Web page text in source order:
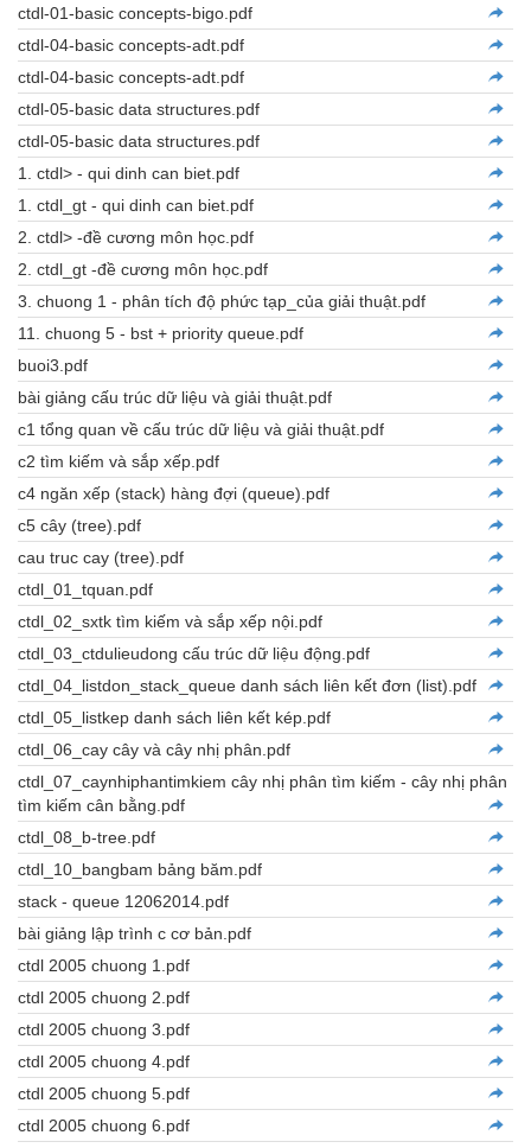
ctdl-01-basic concepts-bigo.pdf
ctdl-04-basic concepts-adt.pdf
ctdl-04-basic concepts-adt.pdf
ctdl-05-basic data structures.pdf
ctdl-05-basic data structures.pdf
1. ctdl> - qui dinh can biet.pdf
1. ctdl_gt - qui dinh can biet.pdf
2. ctdl> -đề cương môn học.pdf
2. ctdl_gt -đề cương môn học.pdf
3. chuong 1 - phân tích độ phức tạp_của giải thuật.pdf
11. chuong 5 - bst + priority queue.pdf
buoi3.pdf
bài giảng cấu trúc dữ liệu và giải thuật.pdf
c1 tổng quan về cấu trúc dữ liệu và giải thuật.pdf
c2 tìm kiếm và sắp xếp.pdf
c4 ngăn xếp (stack) hàng đợi (queue).pdf
c5 cây (tree).pdf
cau truc cay (tree).pdf
ctdl_01_tquan.pdf
ctdl_02_sxtk tìm kiếm và sắp xếp nội.pdf
ctdl_03_ctdulieudong cấu trúc dữ liệu động.pdf
ctdl_04_listdon_stack_queue danh sách liên kết đơn (list).pdf
ctdl_05_listkep danh sách liên kết kép.pdf
ctdl_06_cay cây và cây nhị phân.pdf
ctdl_07_caynhiphantimkiem cây nhị phân tìm kiếm - cây nhị phân
tìm kiếm cân bằng.pdf
ctdl_08_b-tree.pdf
ctdl_10_bangbam bảng băm.pdf
stack - queue 12062014.pdf
bài giảng lập trình c cơ bản.pdf
ctdl 2005 chuong 1.pdf
ctdl 2005 chuong 2.pdf
ctdl 2005 chuong 3.pdf
ctdl 2005 chuong 4.pdf
ctdl 2005 chuong 5.pdf
ctdl 2005 chuong 6.pdf